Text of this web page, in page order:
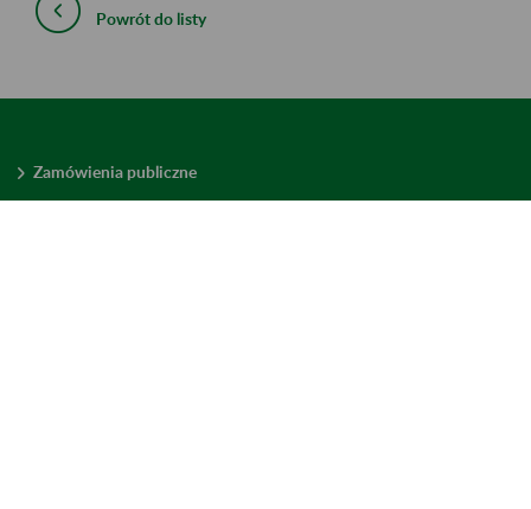
Powrót do listy
Zamówienia publiczne